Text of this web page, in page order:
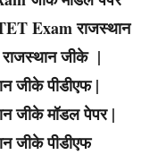
Examराजस्थान
राजस्थान जीके |
जीके पीडीएफ |
जीके मॉडल पेपर |
जीके पीडीएफ